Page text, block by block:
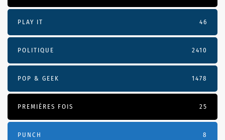
PLAY IT 46
POLITIQUE 2410
POP & GEEK 1478
PREMIÈRES FOIS 25
PUNCH 8